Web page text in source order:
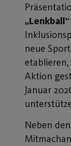
„Lenkball“
neue
Aktion
Januar
Neben